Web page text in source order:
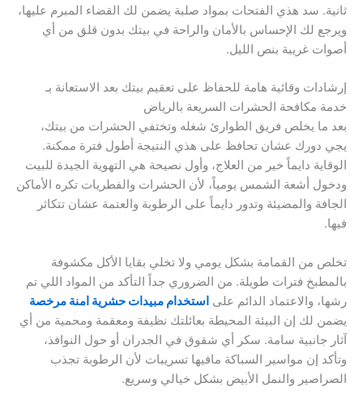
ثانية. سد هذي الفتحات بمواد صلبة يضمن لك القضاء المبرم عليها،
ويرجع لك الإحساس بالأمان والراحة في بيتك بدون قلق من أي
أصوات غريبة بنص الليل.
إرشادات وقائية هامة للحفاظ على تعقيم بيتك بعد الاستعانة بـ
خدمة مكافحة الحشرات السريعة بالرياض
بعد ما يخلص فريق الطوارئ شغله وتختفي الحشرات من بيتك،
يجي دورك عشان تحافظ على هذي النتيجة أطول فترة ممكنة.
الوقاية دايماً خير من العلاج، وأول نصيحة هي التهوية الجيدة للبيت
ودخول أشعة الشمس يومياً، لأن الحشرات والفطريات تكره الأماكن
الجافة والمضيئة وتدور دايماً على الرطوبة والعتمة عشان تتكاثر
فيها.
تخلص من القمامة بشكل يومي ولا تخلي بقايا الأكل مكشوفة
بالمطبخ فترات طويلة. من الضروري جداً التأكد من المواد اللي تم
رشها، والاعتماد الدائم على استخدام مبيدات حشرية امنة مرخصة
يضمن لك إن البيئة المحيطة بعائلتك نظيفة ومعقمة ومحمية من أي
آثار جانبية سامة. سكر أي شقوق في الجدران أو حول النوافذ،
وتأكد إن مواسير السباكة مافيها تسريبات لأن الرطوبة تجذب
الصراصير والنمل الأبيض بشكل خيالي وسريع.